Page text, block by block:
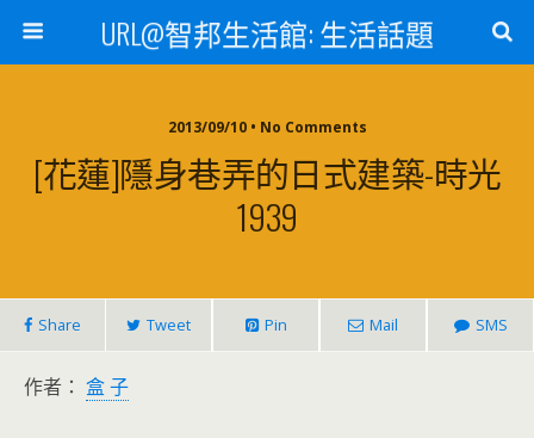
URL@智邦生活館: 生活話題
2013/09/10 • No Comments
[花蓮]隱身巷弄的日式建築-時光
1939
Share Tweet Pin Mail SMS
作者： 盒 子